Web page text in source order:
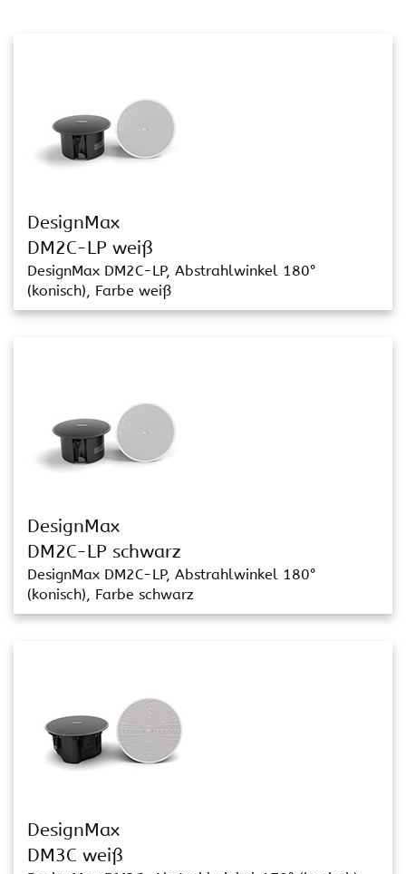
DesignMax
DM2C-LP weiß
DesignMax DM2C-LP, Abstrahlwinkel 180°
(konisch), Farbe weiß
DesignMax
DM2C-LP schwarz
DesignMax DM2C-LP, Abstrahlwinkel 180°
(konisch), Farbe schwarz
DesignMax
DM3C weiß